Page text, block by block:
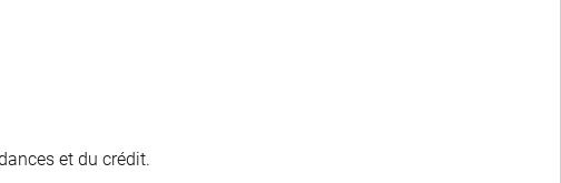
et du crédit.